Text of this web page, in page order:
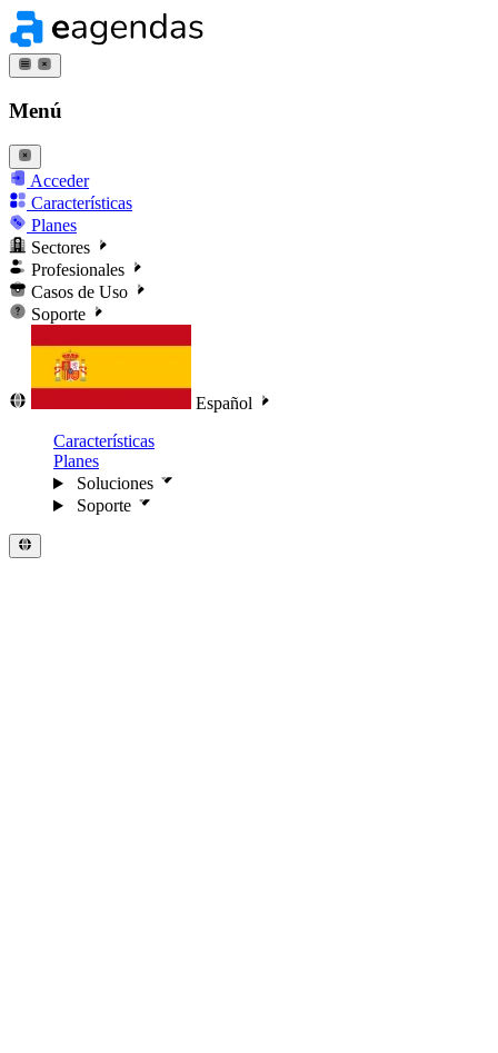
Menú
Acceder
Características
Planes
Sectores
Profesionales
Casos de Uso
Soporte
Español
Características
Planes
Soluciones
Soporte